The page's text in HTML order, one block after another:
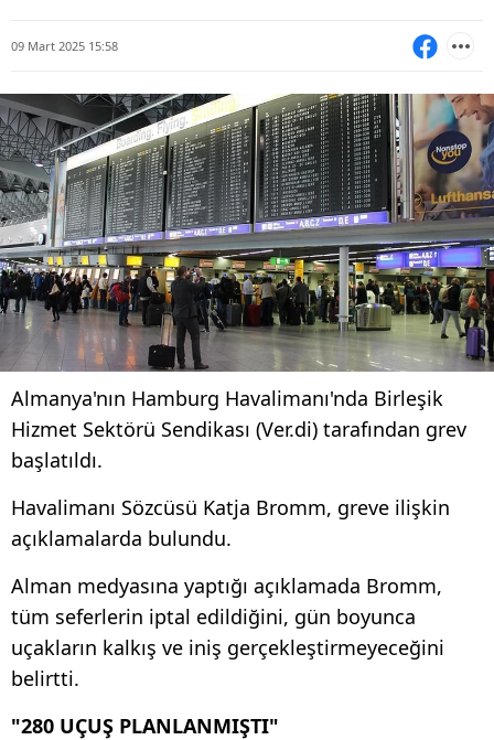
09 Mart 2025 15:58
Almanya'nın Hamburg Havalimanı'nda Birleşik
Hizmet Sektörü Sendikası (Ver.di) tarafından grev
başlatıldı.
Havalimanı Sözcüsü Katja Bromm, greve ilişkin
açıklamalarda bulundu.
Alman medyasına yaptığı açıklamada Bromm,
tüm seferlerin iptal edildiğini, gün boyunca
uçakların kalkış ve iniş gerçekleştirmeyeceğini
belirtti.
"280 UÇUŞ PLANLANMIŞTI"